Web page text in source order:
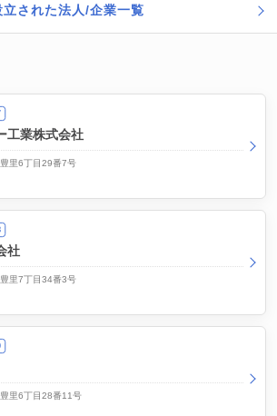
立された法人/企業一覧
工業株式会社
里6丁目29番7号
社
里7丁目34番3号
里6丁目28番11号